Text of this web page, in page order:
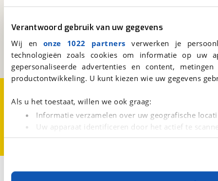
Verantwoord gebruik van uw gegevens
Wij en onze 1022 partners verwerken je
technologieën zoals cookies om informatie op
gepersonaliseerde advertenties en content,
productontwikkeling. U kunt kiezen wie uw gegevens
Als u het toestaat, willen we ook graag:
Informatie verzamelen over uw geografische
Uw apparaat identificeren door het actief te
Lees meer over hoe uw persoonlijke gegevens worden
Met cookies en vergelijkbare technieken zorgen we
Kosterijland15
Een initiatief van
BOVAG
CookievoorkeurenVacatures